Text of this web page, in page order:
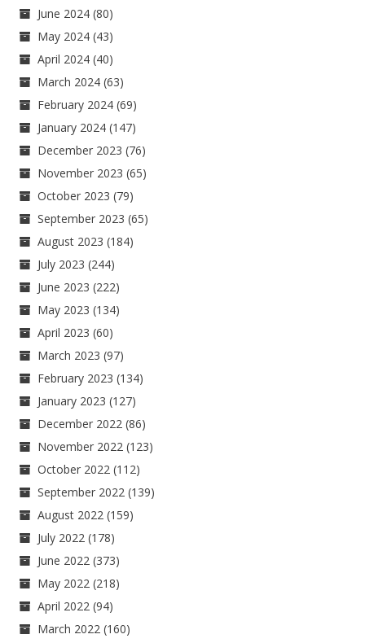
June 2024 (80)
May 2024 (43)
April 2024 (40)
March 2024 (63)
February 2024 (69)
January 2024 (147)
December 2023 (76)
November 2023 (65)
October 2023 (79)
September 2023 (65)
August 2023 (184)
July 2023 (244)
June 2023 (222)
May 2023 (134)
April 2023 (60)
March 2023 (97)
February 2023 (134)
January 2023 (127)
December 2022 (86)
November 2022 (123)
October 2022 (112)
September 2022 (139)
August 2022 (159)
July 2022 (178)
June 2022 (373)
May 2022 (218)
April 2022 (94)
March 2022 (160)